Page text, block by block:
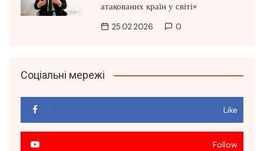
атакованих країн у світі»
25.02.2026 0
Соціальні мережі
Like
Follow